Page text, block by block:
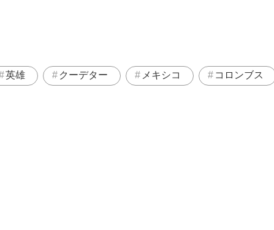
英雄 クーデター メキシコ コロンブス